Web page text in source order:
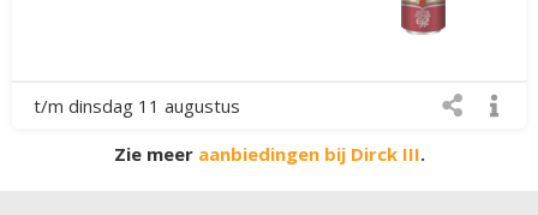
t/m dinsdag 11 augustus
Zie meer aanbiedingen bij Dirck III.